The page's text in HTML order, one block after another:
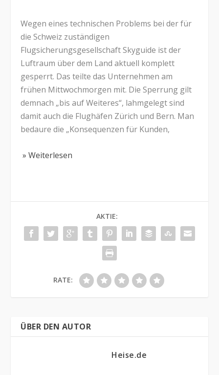
Wegen eines technischen Problems bei der für
die Schweiz zuständigen
Flugsicherungsgesellschaft Skyguide ist der
Luftraum über dem Land aktuell komplett
gesperrt. Das teilte das Unternehmen am
frühen Mittwochmorgen mit. Die Sperrung gilt
demnach „bis auf Weiteres“, lahmgelegt sind
damit auch die Flughäfen Zürich und Bern. Man
bedaure die „Konsequenzen für Kunden,
» Weiterlesen
AKTIE:
RATE:
ÜBER DEN AUTOR
Heise.de